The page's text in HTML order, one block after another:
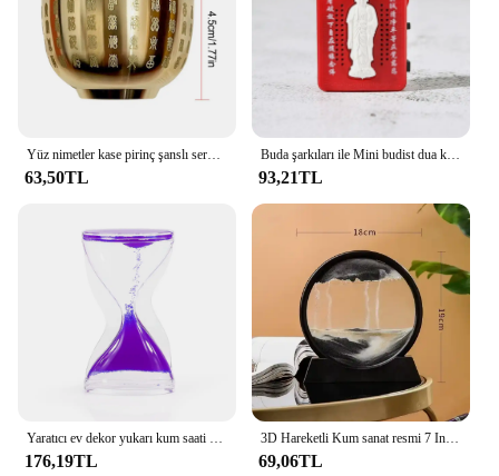
63,50TL
Buda şarkıları ile Mini budist dua kutsal müzik makinesi kırmızı mavi Chanting ev dekorasyon
93,21TL
176,19TL
3D Hareketli Kum sanat resmi 7 Inç Yuvarlak Cam Okyanus Kum Manzarası Kum Saati Quicksand Zanaat Akan Kum Boyama Ev Dekor
69,06TL